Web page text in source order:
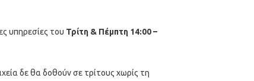
υπηρεσίες του Τρίτη & Πέμπτη 14:00 –
δε θα δοθούν σε τρίτους χωρίς τη